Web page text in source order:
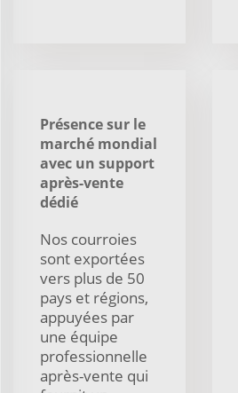
Présence sur le
marché mondial
avec un support
après-vente
dédié
Nos courroies
sont exportées
vers plus de 50
pays et régions,
appuyées par
une équipe
professionnelle
après-vente qui